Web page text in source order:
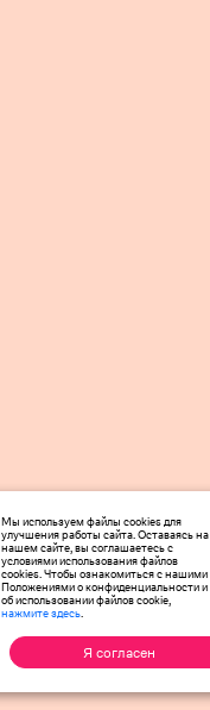
Мы используем файлы cookies для
улучшения работы сайта. Оставаясь на
нашем сайте, вы соглашаетесь с
условиями использования файлов
cookies. Чтобы ознакомиться с нашими
Положениями о конфиденциальности и
об использовании файлов cookie,
нажмите здесь.
Я согласен